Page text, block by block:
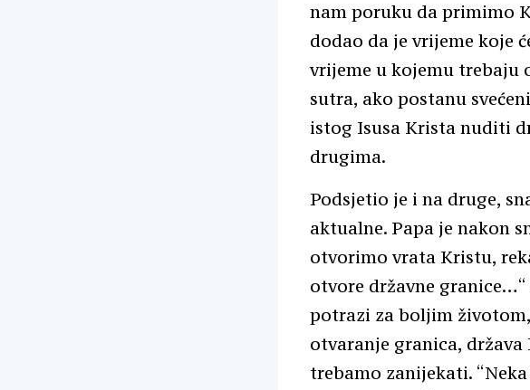
nam poruku da primimo
dodao da je vrijeme koje
vrijeme u kojemu trebaju
sutra, ako postanu
istog Isusa Krista nuditi
drugima.
Podsjetio je i na druge,
aktualne. Papa je nakon
otvorimo vrata Kristu,
otvore državne
potrazi za boljim
otvaranje granica, država
trebamo zanijekati.